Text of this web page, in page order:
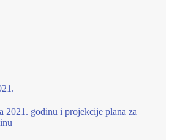
2021. godinu i projekcije plana za